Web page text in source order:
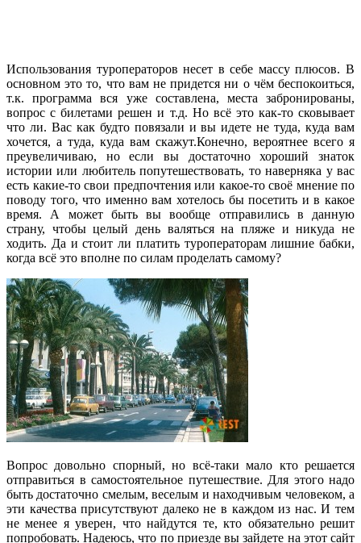
Использования туроператоров несет в себе массу плюсов. В
основном это то, что вам не придется ни о чём беспокоиться,
т.к. программа вся уже составлена, места забронированы,
вопрос с билетами решен и т.д. Но всё это как-то сковывает
что ли. Вас как будто повязали и вы идете не туда, куда вам
хочется, а туда, куда вам скажут.Конечно, вероятнее всего я
преувеличиваю, но если вы достаточно хороший знаток
истории или любитель попутешествовать, то наверняка у вас
есть какие-то свои предпочтения или какое-то своё мнение по
поводу того, что именно вам хотелось бы посетить и в какое
время. А может быть вы вообще отправились в данную
страну, чтобы целый день валяться на пляже и никуда не
ходить. Да и стоит ли платить туроператорам лишние бабки,
когда всё это вполне по силам проделать самому?
Вопрос довольно спорный, но всё-таки мало кто решается
отправиться в самостоятельное путешествие. Для этого надо
быть достаточно смелым, веселым и находчивым человеком, а
эти качества присутствуют далеко не в каждом из нас. И тем
не менее я уверен, что найдутся те, кто обязательно решит
попробовать. Надеюсь, что по приезде вы зайдете на этот сайт